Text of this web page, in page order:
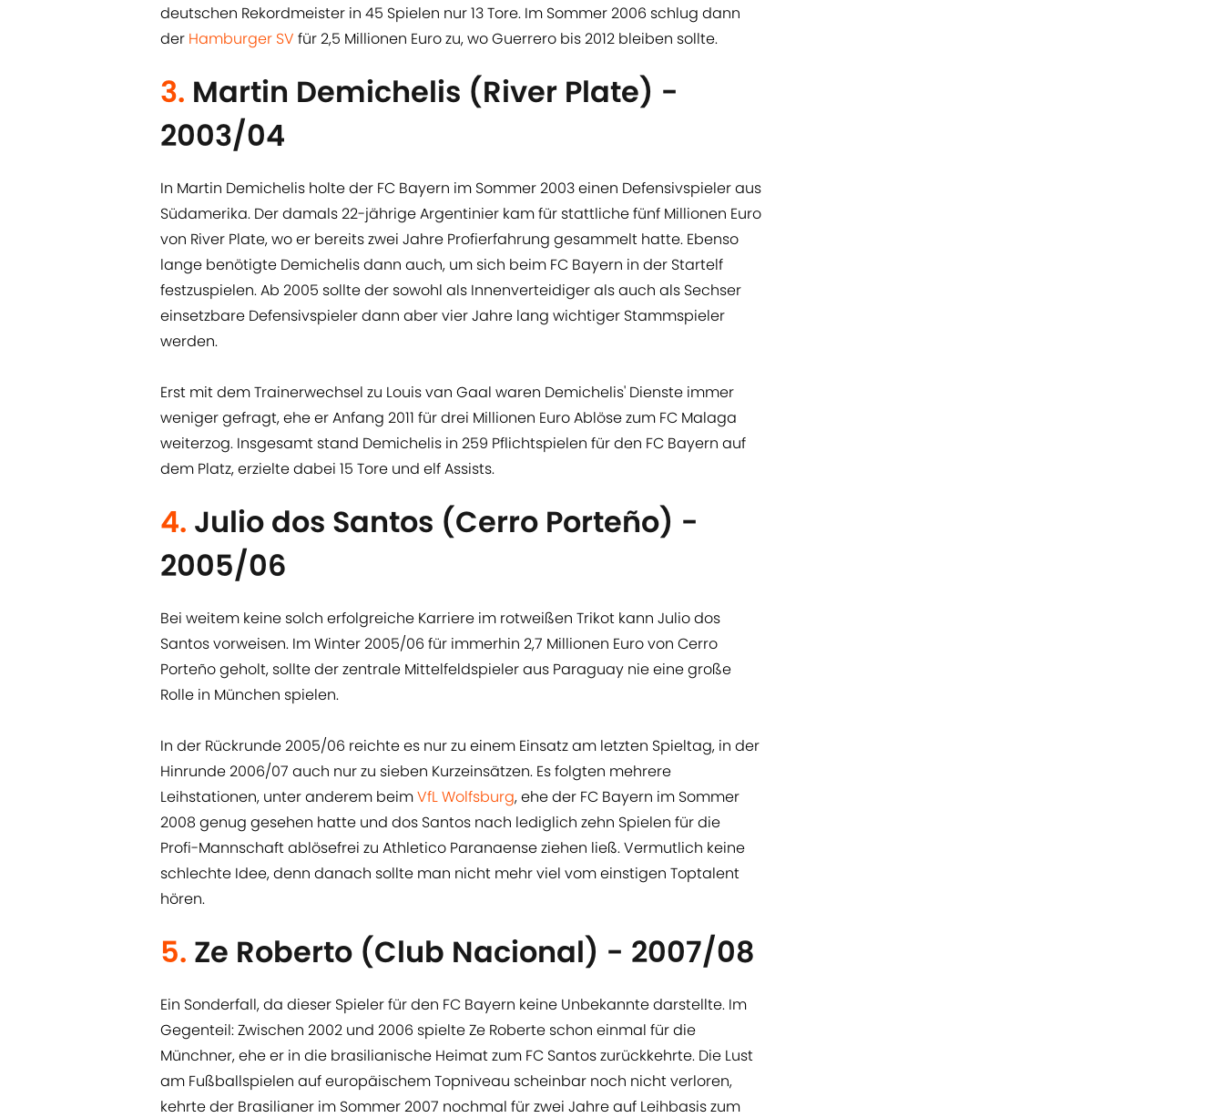
deutschen Rekordmeister in 45 Spielen nur 13 Tore. Im Sommer 2006 schlug dann
der Hamburger SV für 2,5 Millionen Euro zu, wo Guerrero bis 2012 bleiben sollte.
3. Martin Demichelis (River Plate) -
2003/04
In Martin Demichelis holte der FC Bayern im Sommer 2003 einen Defensivspieler aus
Südamerika. Der damals 22-jährige Argentinier kam für stattliche fünf Millionen Euro
von River Plate, wo er bereits zwei Jahre Profierfahrung gesammelt hatte. Ebenso
lange benötigte Demichelis dann auch, um sich beim FC Bayern in der Startelf
festzuspielen. Ab 2005 sollte der sowohl als Innenverteidiger als auch als Sechser
einsetzbare Defensivspieler dann aber vier Jahre lang wichtiger Stammspieler
werden.
Erst mit dem Trainerwechsel zu Louis van Gaal waren Demichelis' Dienste immer
weniger gefragt, ehe er Anfang 2011 für drei Millionen Euro Ablöse zum FC Malaga
weiterzog. Insgesamt stand Demichelis in 259 Pflichtspielen für den FC Bayern auf
dem Platz, erzielte dabei 15 Tore und elf Assists.
4. Julio dos Santos (Cerro Porteño) -
2005/06
Bei weitem keine solch erfolgreiche Karriere im rotweißen Trikot kann Julio dos
Santos vorweisen. Im Winter 2005/06 für immerhin 2,7 Millionen Euro von Cerro
Porteño geholt, sollte der zentrale Mittelfeldspieler aus Paraguay nie eine große
Rolle in München spielen.
In der Rückrunde 2005/06 reichte es nur zu einem Einsatz am letzten Spieltag, in der
Hinrunde 2006/07 auch nur zu sieben Kurzeinsätzen. Es folgten mehrere
Leihstationen, unter anderem beimVfL Wolfsburg, ehe der FC Bayern im Sommer
2008 genug gesehen hatte und dos Santos nach lediglich zehn Spielen für die
Profi-Mannschaft ablösefrei zu Athletico Paranaense ziehen ließ. Vermutlich keine
schlechte Idee, denn danach sollte man nicht mehr viel vom einstigen Toptalent
hören.
5. Ze Roberto (Club Nacional) - 2007/08
Ein Sonderfall, da dieser Spieler für den FC Bayern keine Unbekannte darstellte. Im
Gegenteil: Zwischen 2002 und 2006 spielte Ze Roberte schon einmal für die
Münchner, ehe er in die brasilianische Heimat zum FC Santos zurückkehrte. Die Lust
am Fußballspielen auf europäischem Topniveau scheinbar noch nicht verloren,
kehrte der Brasilianer im Sommer 2007 nochmal für zwei Jahre auf Leihbasis zum